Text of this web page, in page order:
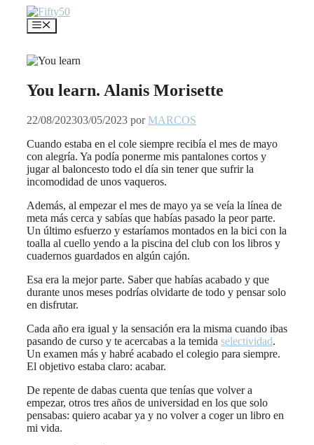
Saltar
contenido
Menú
You learn. Alanis Morisette
22/08/202303/05/2023 por MARCOS
Cuando estaba en el cole siempre recibía el mes de mayo
con alegría. Ya podía ponerme mis pantalones cortos y
jugar al baloncesto todo el día sin tener que sufrir la
incomodidad de unos vaqueros.
Además, al empezar el mes de mayo ya se veía la línea de
meta más cerca y sabías que habías pasado la peor parte.
Un último esfuerzo y estaríamos montados en la bici con la
toalla al cuello yendo a la piscina del club con los libros y
cuadernos guardados en algún cajón.
Esa era la mejor parte. Saber que habías acabado y que
durante unos meses podrías olvidarte de todo y pensar solo
en disfrutar.
Cada año era igual y la sensación era la misma cuando ibas
pasando de curso y te acercabas a la temida selectividad.
Un examen más y habré acabado el colegio para siempre.
El objetivo estaba claro: acabar.
De repente de dabas cuenta que tenías que volver a
empezar, otros tres años de universidad en los que solo
pensabas: quiero acabar ya y no volver a coger un libro en
mi vida.